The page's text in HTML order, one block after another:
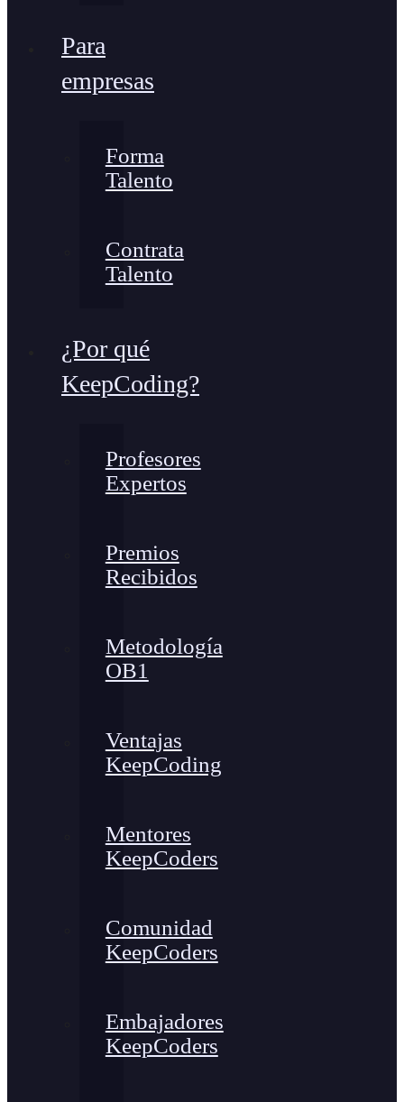
Para
empresas
Forma
Talento
Contrata
Talento
¿Por qué
KeepCoding?
Profesores
Expertos
Premios
Recibidos
Metodología
OB1
Ventajas
KeepCoding
Mentores
KeepCoders
Comunidad
KeepCoders
Embajadores
KeepCoders